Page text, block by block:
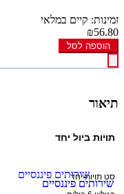
זמינות: קיים במלאי
₪56.80
הוספה לסל
תיאור
תויות ביול יחד
סט תויות יחד